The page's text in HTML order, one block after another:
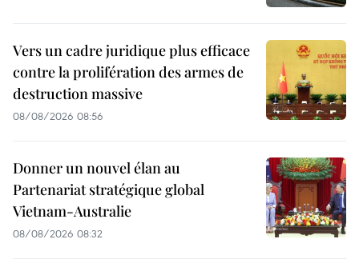
Vers un cadre juridique plus efficace
contre la prolifération des armes de
destruction massive
08/08/2026 08:56
Donner un nouvel élan au
Partenariat stratégique global
Vietnam-Australie
08/08/2026 08:32